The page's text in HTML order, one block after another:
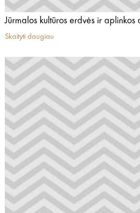
Jūrmalos kultūros erdvės ir aplinkos
Skaityti daugiau